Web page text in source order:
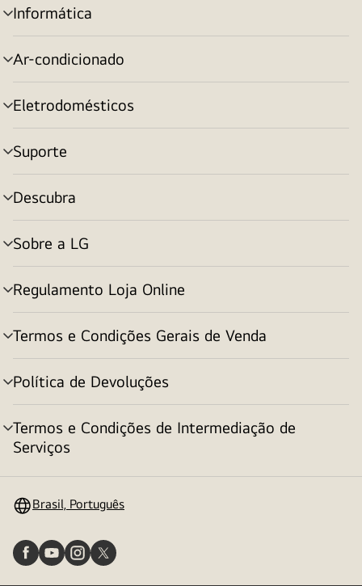
Informática
alternar
menu
Ar-condicionado
alternar
menu
Eletrodomésticos
alternar
menu
Suporte
alternar
menu
Descubra
alternar
menu
Sobre a LG
alternar
menu
Regulamento Loja Online
alternar
menu
Termos e Condições Gerais de Venda
alternar
menu
Política de Devoluções
alternar
menu
Termos e Condições de Intermediação de
Serviços
alternar
Brasil, Português